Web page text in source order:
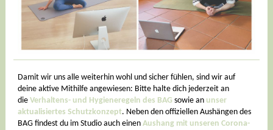
Damit wir uns alle weiterhin wohl und sicher fühlen, sind wir auf
deine aktive Mithilfe angewiesen: Bitte halte dich jederzeit an
die Verhaltens- und Hygieneregeln des BAG sowie an unser
aktualisiertes Schutzkonzept. Neben den offiziellen Aushängen des
BAG findest du im Studio auch einen Aushang mit unseren Corona-